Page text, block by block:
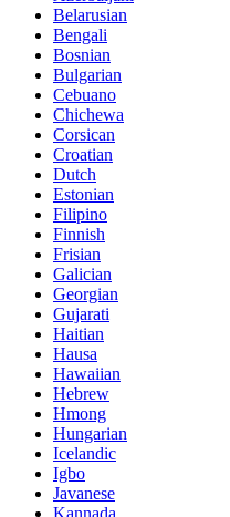
Belarusian
Bengali
Bosnian
Bulgarian
Cebuano
Chichewa
Corsican
Croatian
Dutch
Estonian
Filipino
Finnish
Frisian
Galician
Georgian
Gujarati
Haitian
Hausa
Hawaiian
Hebrew
Hmong
Hungarian
Icelandic
Igbo
Javanese